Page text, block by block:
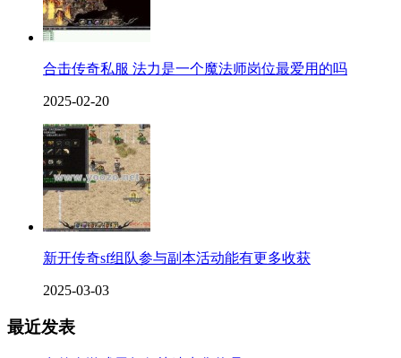
合击传奇私服 法力是一个魔法师岗位最爱用的吗
2025-02-20
新开传奇sf组队参与副本活动能有更多收获
2025-03-03
最近发表